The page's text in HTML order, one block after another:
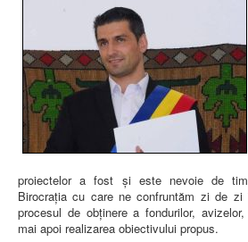
proiectelor a fost și este nevoie de
Birocrația cu care ne confruntăm zi de zi
procesul de obținere a fondurilor,
mai apoi realizarea obiectivului propus.